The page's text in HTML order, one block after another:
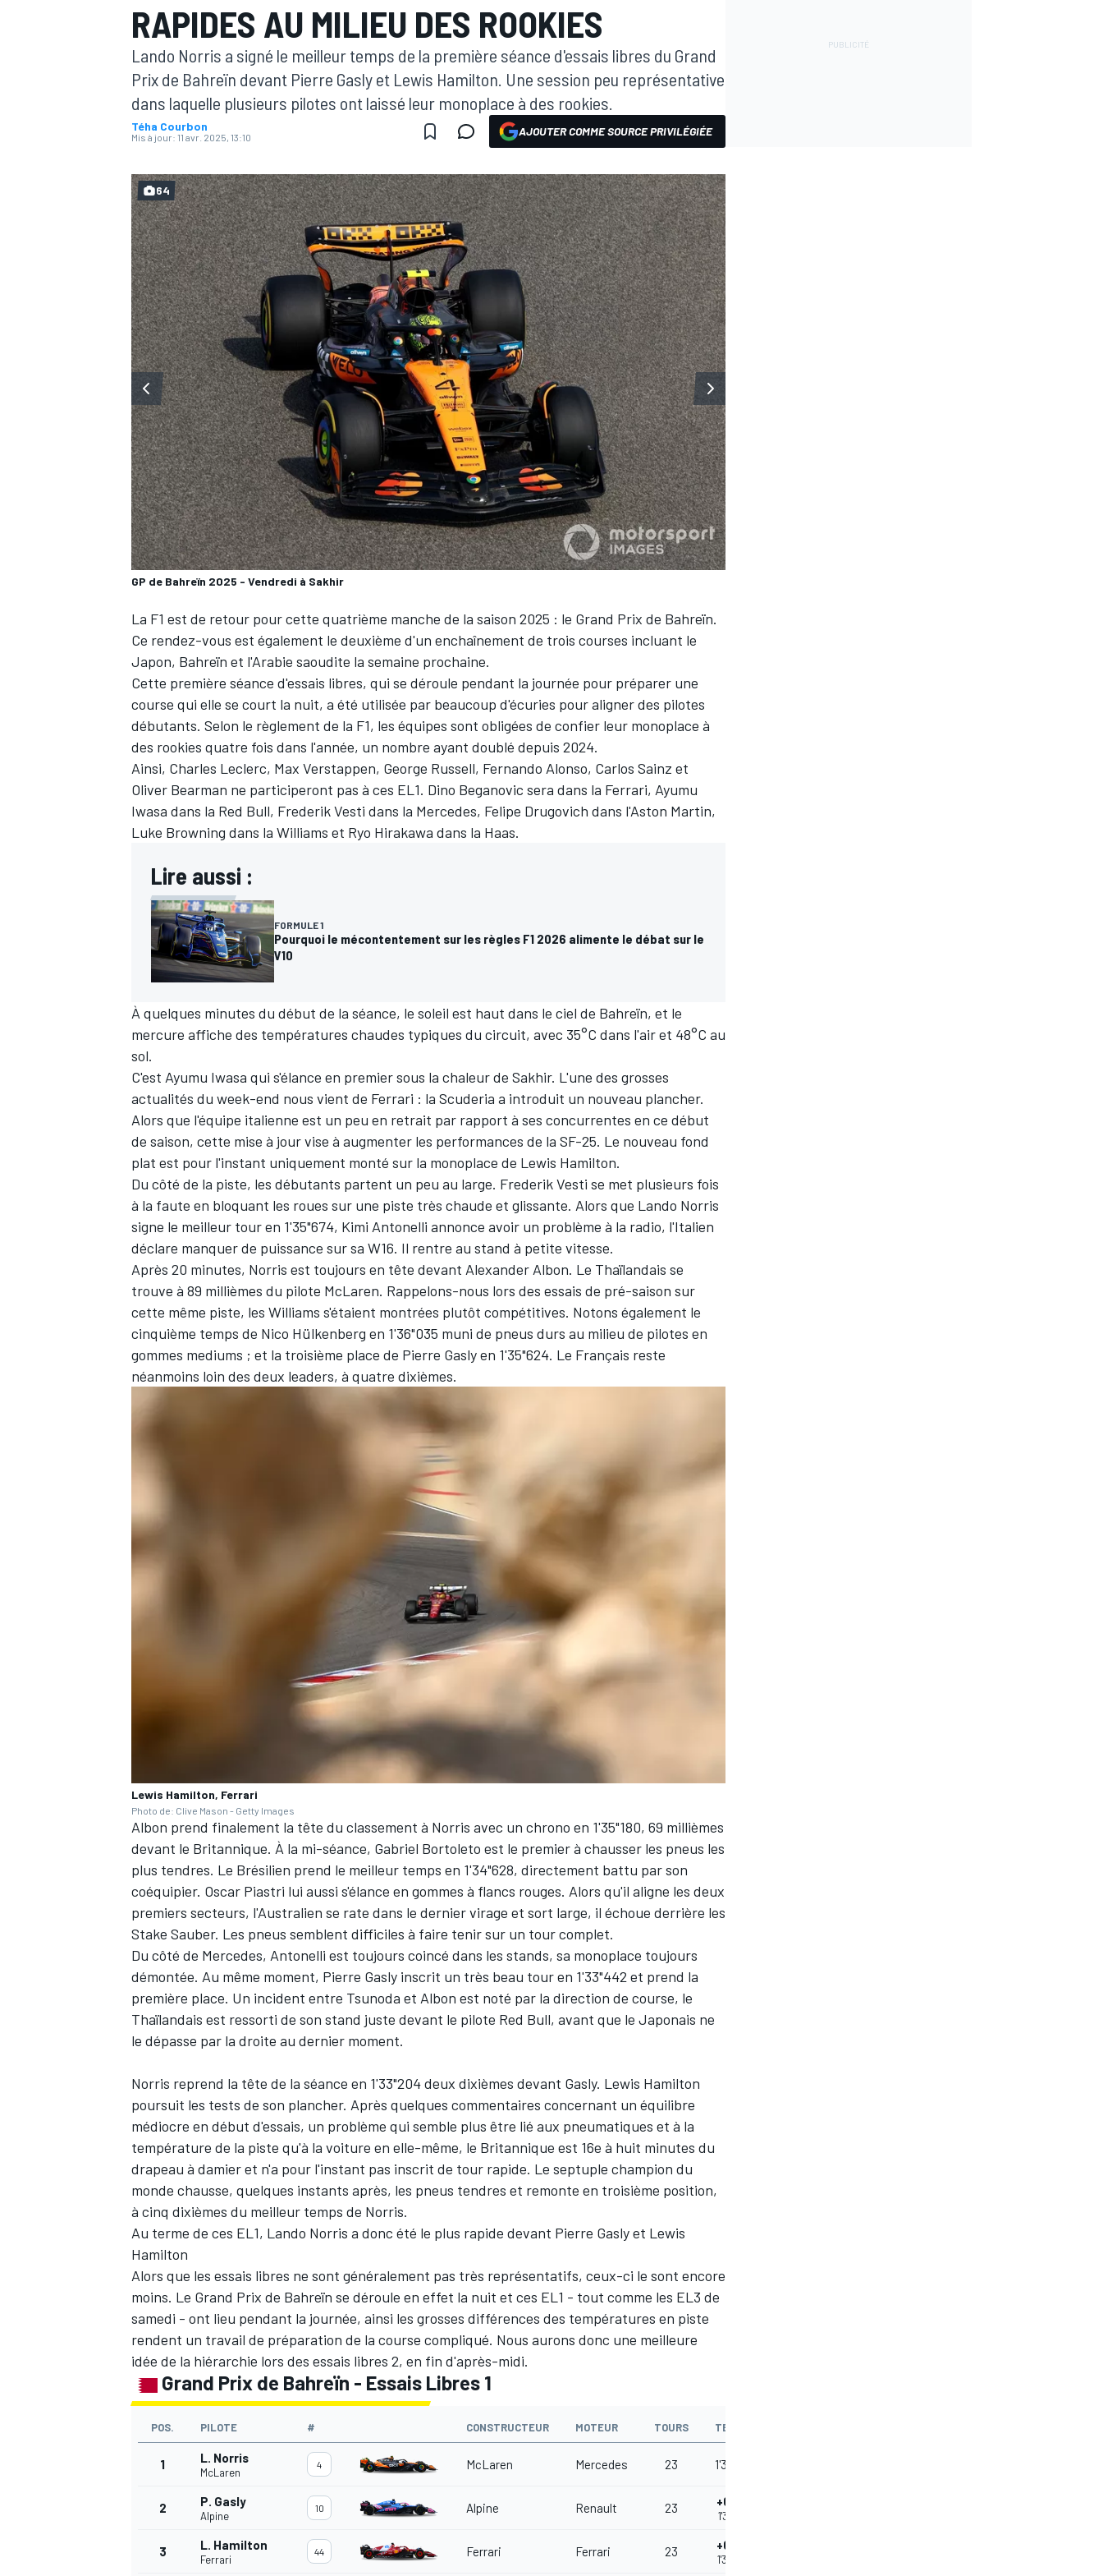
MOTOGP
WRC
WEC
AUTRES CHAMPIONNATS
RAPIDES AU MILIEU DES ROOKIES
Lando Norris a signé le meilleur temps de la première séance d'essais libres du Grand
Prix de Bahreïn devant Pierre Gasly et Lewis Hamilton. Une session peu représentative
dans laquelle plusieurs pilotes ont laissé leur monoplace à des rookies.
Téha Courbon
Mis à jour: 11 avr. 2025, 13:10 AJOUTER COMME SOURCE PRIVILÉGIÉE
GP de Bahreïn 2025 - Vendredi à Sakhir
64
La F1 est de retour pour cette quatrième manche de la saison 2025 : le Grand Prix de Bahreïn.
Ce rendez-vous est également le deuxième d'un enchaînement de trois courses incluant le
Japon, Bahreïn et l'Arabie saoudite la semaine prochaine.
Cette première séance d'essais libres, qui se déroule pendant la journée pour préparer une
course qui elle se court la nuit, a été utilisée par beaucoup d'écuries pour aligner des pilotes
débutants. Selon le règlement de la F1, les équipes sont obligées de confier leur monoplace à
des rookies quatre fois dans l'année, un nombre ayant doublé depuis 2024.
Ainsi, Charles Leclerc, Max Verstappen, George Russell, Fernando Alonso, Carlos Sainz et
Oliver Bearman ne participeront pas à ces EL1. Dino Beganovic sera dans la Ferrari, Ayumu
Iwasa dans la Red Bull, Frederik Vesti dans la Mercedes, Felipe Drugovich dans l'Aston Martin,
Luke Browning dans la Williams et Ryo Hirakawa dans la Haas.
Lire aussi :
FORMULE 1
Pourquoi le mécontentement sur les règles F1 2026 alimente le débat sur le
V10
À quelques minutes du début de la séance, le soleil est haut dans le ciel de Bahreïn, et le
mercure affiche des températures chaudes typiques du circuit, avec 35°C dans l'air et 48°C au
sol.
C'est Ayumu Iwasa qui s'élance en premier sous la chaleur de Sakhir. L'une des grosses
actualités du week-end nous vient de Ferrari : la Scuderia a introduit un nouveau plancher.
Alors que l'équipe italienne est un peu en retrait par rapport à ses concurrentes en ce début
de saison, cette mise à jour vise à augmenter les performances de la SF-25. Le nouveau fond
plat est pour l'instant uniquement monté sur la monoplace de Lewis Hamilton.
Du côté de la piste, les débutants partent un peu au large. Frederik Vesti se met plusieurs fois
à la faute en bloquant les roues sur une piste très chaude et glissante. Alors que Lando Norris
signe le meilleur tour en 1'35"674, Kimi Antonelli annonce avoir un problème à la radio, l'Italien
déclare manquer de puissance sur sa W16. Il rentre au stand à petite vitesse.
Après 20 minutes, Norris est toujours en tête devant Alexander Albon. Le Thaïlandais se
trouve à 89 millièmes du pilote McLaren. Rappelons-nous lors des essais de pré-saison sur
cette même piste, les Williams s'étaient montrées plutôt compétitives. Notons également le
cinquième temps de Nico Hülkenberg en 1'36"035 muni de pneus durs au milieu de pilotes en
gommes mediums ; et la troisième place de Pierre Gaslyen 1'35"624. Le Français reste
néanmoins loin des deux leaders, à quatre dixièmes.
Lewis Hamilton, Ferrari
Photo de: Clive Mason - Getty Images
Albon prend finalement la tête du classement à Norris avec un chrono en 1'35"180, 69 millièmes
devant le Britannique. À la mi-séance, Gabriel Bortoleto est le premier à chausser les pneus les
plus tendres. Le Brésilien prend le meilleur temps en 1'34"628, directement battu par son
coéquipier. Oscar Piastri lui aussi s'élance en gommes à flancs rouges. Alors qu'il aligne les deux
premiers secteurs, l'Australien se rate dans le dernier virage et sort large, il échoue derrière les
Stake Sauber. Les pneus semblent difficiles à faire tenir sur un tour complet.
Du côté de Mercedes, Antonelli est toujours coincé dans les stands, sa monoplace toujours
démontée. Au même moment, Pierre Gasly inscrit un très beau tour en 1'33"442 et prend la
première place. Un incident entre Tsunoda et Albon est noté par la direction de course, le
Thaïlandais est ressorti de son stand juste devant le pilote Red Bull, avant que le Japonais ne
le dépasse par la droite au dernier moment.
Norris reprend la tête de la séance en 1'33"204 deux dixièmes devant Gasly. Lewis Hamilton
poursuit les tests de son plancher. Après quelques commentaires concernant un équilibre
médiocre en début d'essais, un problème qui semble plus être lié aux pneumatiques et à la
température de la piste qu'à la voiture en elle-même, le Britannique est 16e à huit minutes du
drapeau à damier et n'a pour l'instant pas inscrit de tour rapide. Le septuple champion du
monde chausse, quelques instants après, les pneus tendres et remonte en troisième position,
à cinq dixièmes du meilleur temps de Norris.
Au terme de ces EL1, Lando Norris a donc été le plus rapide devant Pierre Gasly et Lewis
Hamilton
Alors que les essais libres ne sont généralement pas très représentatifs, ceux-ci le sont encore
moins. Le Grand Prix de Bahreïn se déroule en effet la nuit et ces EL1 - tout comme les EL3 de
samedi - ont lieu pendant la journée, ainsi les grosses différences des températures en piste
rendent un travail de préparation de la course compliqué. Nous aurons donc une meilleure
idée de la hiérarchie lors des essais libres 2, en fin d'après-midi.
Grand Prix de Bahreïn - Essais Libres 1
POS. PILOTE # CONSTRUCTEUR MOTEUR TOURS TEMPS
1 L. Norris
McLaren
4 McLaren Mercedes 23 1'33.204
2 P. Gasly
Alpine
10 Alpine Renault 23 +0.238
1'33.442
3 L. Hamilton
Ferrari
44 Ferrari Ferrari 23 +0.596
1'33.800